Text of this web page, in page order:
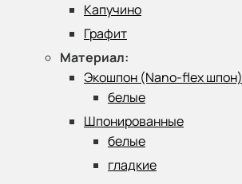
Капучино
Графит
Материал:
Экошпон (Nano-flex шпон)
белые
Шпонированные
белые
гладкие